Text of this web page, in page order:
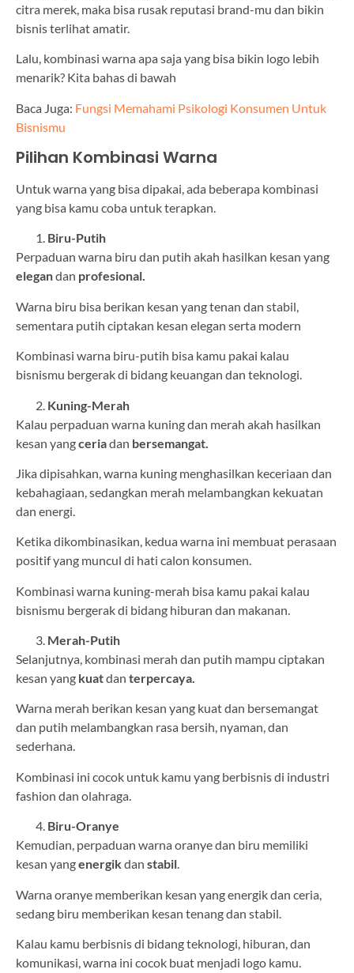
citra merek, maka bisa rusak reputasi brand-mu dan bikin
bisnis terlihat amatir.
Lalu, kombinasi warna apa saja yang bisa bikin logo lebih
menarik? Kita bahas di bawah
Baca Juga: Fungsi Memahami Psikologi Konsumen Untuk
Bisnismu
Pilihan Kombinasi Warna
Untuk warna yang bisa dipakai, ada beberapa kombinasi
yang bisa kamu coba untuk terapkan.
Biru-Putih
Perpaduan warna biru dan putih akah hasilkan kesan yang
elegandan profesional.
Warna biru bisa berikan kesan yang tenan dan stabil,
sementara putih ciptakan kesan elegan serta modern
Kombinasi warna biru-putih bisa kamu pakai kalau
bisnismu bergerak di bidang keuangan dan teknologi.
Kuning-Merah
Kalau perpaduan warna kuning dan merah akah hasilkan
kesan yangceriadan bersemangat.
Jika dipisahkan, warna kuning menghasilkan keceriaan dan
kebahagiaan, sedangkan merah melambangkan kekuatan
dan energi.
Ketika dikombinasikan, kedua warna ini membuat perasaan
positif yang muncul di hati calon konsumen.
Kombinasi warna kuning-merah bisa kamu pakai kalau
bisnismu bergerak di bidang hiburan dan makanan.
Merah-Putih
Selanjutnya, kombinasi merah dan putih mampu ciptakan
kesan yang kuatdan terpercaya.
Warna merah berikan kesan yang kuat dan bersemangat
dan putih melambangkan rasa bersih, nyaman, dan
sederhana.
Kombinasi ini cocok untuk kamu yang berbisnis di industri
fashion dan olahraga.
Biru-Oranye
Kemudian, perpaduan warna oranye dan biru memiliki
kesan yangenergikdan stabil.
Warna oranye memberikan kesan yang energik dan ceria,
sedang biru memberikan kesan tenang dan stabil.
Kalau kamu berbisnis di bidang teknologi, hiburan, dan
komunikasi, warna ini cocok buat menjadi logo kamu.